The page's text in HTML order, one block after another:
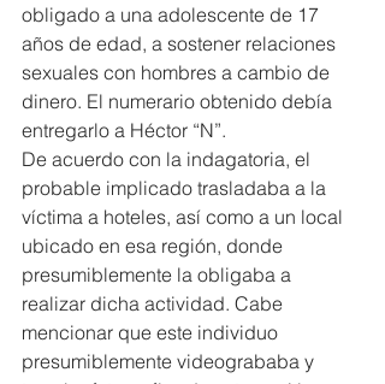
obligado a una adolescente de 17
años de edad, a sostener relaciones
sexuales con hombres a cambio de
dinero. El numerario obtenido debía
entregarlo a Héctor “N”.
De acuerdo con la indagatoria, el
probable implicado trasladaba a la
víctima a hoteles, así como a un local
ubicado en esa región, donde
presumiblemente la obligaba a
realizar dicha actividad. Cabe
mencionar que este individuo
presumiblemente videogrababa y